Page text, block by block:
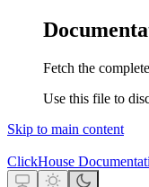
Fetch the
Use this file to
Skip to main content
ClickHouse